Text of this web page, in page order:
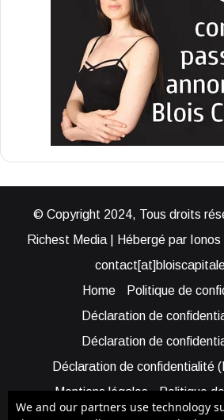
© Copyright 2024, Tous droits
Richest Media | Hébergé par
Home
Politique de
Déclaration de
Déclaration de
Déclaration de confidentialité
Mentions légales
Politique
Cookie Policy (AUS)
We and our partners use technology